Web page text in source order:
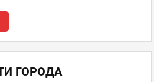
ГОРОДА